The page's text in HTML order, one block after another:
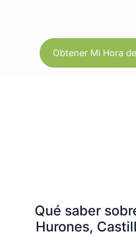
Obtener Mi Hora
Qué saber
Hurones,